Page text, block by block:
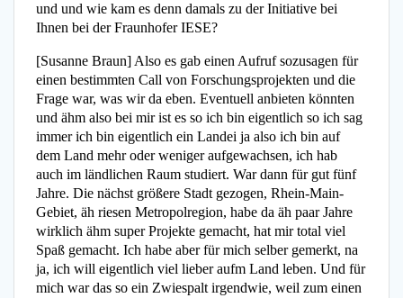
und und wie kam es denn damals zu der Initiative bei
Ihnen bei der Fraunhofer IESE?
[Susanne Braun] Also es gab einen Aufruf sozusagen für
einen bestimmten Call von Forschungsprojekten und die
Frage war, was wir da eben. Eventuell anbieten könnten
und ähm also bei mir ist es so ich bin eigentlich so ich sag
immer ich bin eigentlich ein Landei ja also ich bin auf
dem Land mehr oder weniger aufgewachsen, ich hab
auch im ländlichen Raum studiert. War dann für gut fünf
Jahre. Die nächst größere Stadt gezogen, Rhein-Main-
Gebiet, äh riesen Metropolregion, habe da äh paar Jahre
wirklich ähm super Projekte gemacht, hat mir total viel
Spaß gemacht. Ich habe aber für mich selber gemerkt, na
ja, ich will eigentlich viel lieber aufm Land leben. Und für
mich war das so ein Zwiespalt irgendwie, weil zum einen